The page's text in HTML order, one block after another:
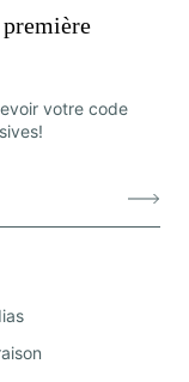
votre code